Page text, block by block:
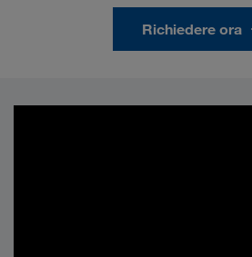
Richiedere ora